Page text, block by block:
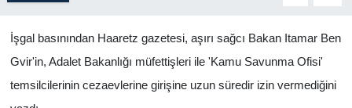
İşgal basınından Haaretz gazetesi, aşırı sağcı Bakan Itamar Ben
Gvir'in, Adalet Bakanlığı müfettişleri ile 'Kamu Savunma Ofisi'
temsilcilerinin cezaevlerine girişine uzun süredir izin vermediğini